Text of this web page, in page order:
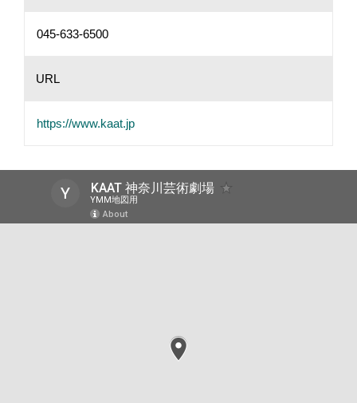
045-633-6500
URL
https://www.kaat.jp